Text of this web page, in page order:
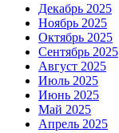
Декабрь 2025
Ноябрь 2025
Октябрь 2025
Сентябрь 2025
Август 2025
Июль 2025
Июнь 2025
Май 2025
Апрель 2025